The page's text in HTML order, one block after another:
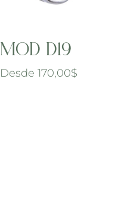
MOD D19
Desde 170,00$